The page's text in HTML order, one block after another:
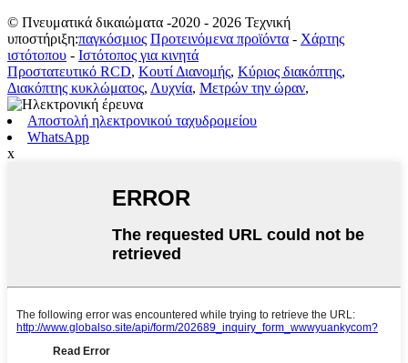
© Πνευματικά δικαιώματα -2020 - 2026 Τεχνική
υποστήριξη:παγκόσμιος Προτεινόμενα προϊόντα - Χάρτης
ιστότοπου - Ιστότοπος για κινητά
Προστατευτικό RCD, Κουτί Διανομής, Κύριος διακόπτης,
Διακόπτης κυκλώματος, Λυχνία, Μετρών την ώραν,
Αποστολή ηλεκτρονικού ταχυδρομείου
WhatsApp
x